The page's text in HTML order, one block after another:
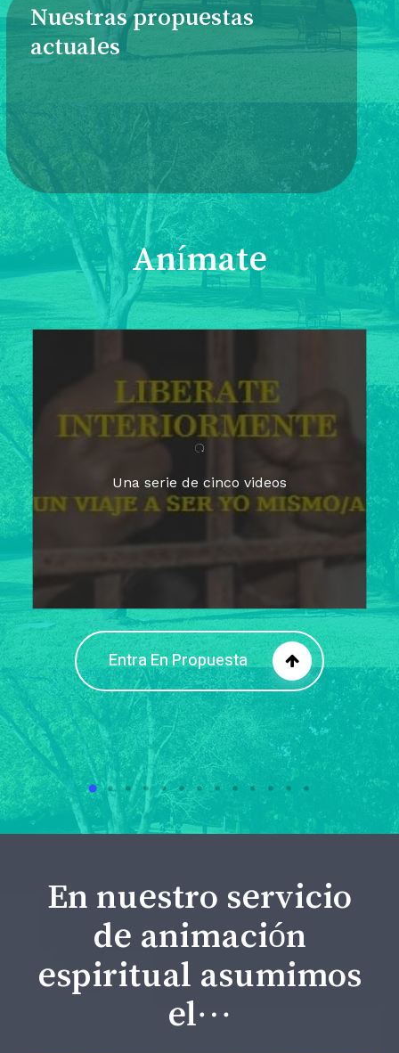
Nuestras propuestas
actuales
Anímate
Una serie de cinco videos
Para un tiempo de
Cuaresma
El camino hacia la libertad
Barreras de la libertad interior
Fortaleciendo mi libertad
Entra En Propuesta
En nuestro servicio
de animación
espiritual asumimos
el…